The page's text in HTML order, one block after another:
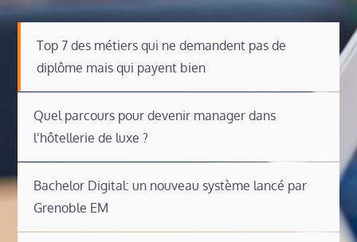
Top 7 des métiers qui ne demandent pas de
diplôme mais qui payent bien
Quel parcours pour devenir manager dans
l’hôtellerie de luxe ?
Bachelor Digital: un nouveau système lancé par
Grenoble EM